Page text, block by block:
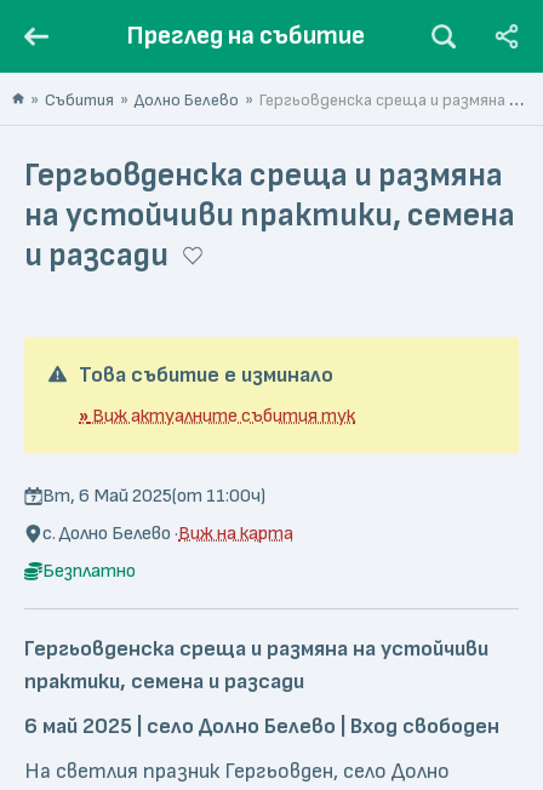
Преглед на събитие
Събития Долно Белево Гергьовденска среща и размяна на устойчиви практики, семена и разсади
Гергьовденска среща и размяна
на устойчиви практики, семена
и разсади
Това събитие е изминало
»Виж актуалните събития тук
Вт, 6 Май 2025(от 11:00ч)
с. Долно Белево ·Виж на карта
Безплатно
Гергьовденска среща и размяна на устойчиви
практики, семена и разсади
6 май 2025 | село Долно Белево | Вход свободен
На светлия празник Гергьовден, село Долно